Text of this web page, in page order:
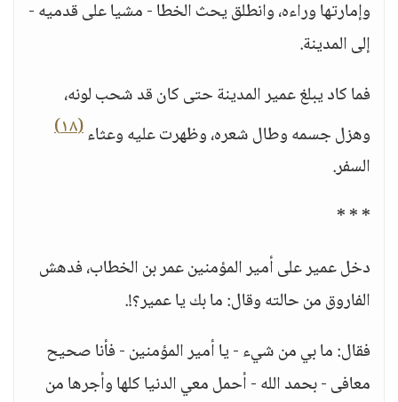
وإمارتها وراءه، وانطلق يحث الخطا - مشيا على قدميه -
إلى المدينة.
فما كاد يبلغ عمير المدينة حتى كان قد شحب لونه،
وهزل جسمه وطال شعره، وظهرت عليه وعثاء(١٨)
السفر.
* * *
دخل عمير على أمير المؤمنين عمر بن الخطاب، فدهش
الفاروق من حالته وقال: ما بك يا عمير؟!.
فقال: ما بي من شيء - يا أمير المؤمنين - فأنا صحيح
معافى - بحمد الله - أحمل معي الدنيا كلها وأجرها من